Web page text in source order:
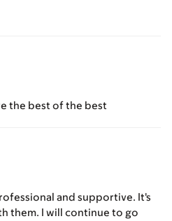
the best of the best
and supportive. It's
them. I will continue to go